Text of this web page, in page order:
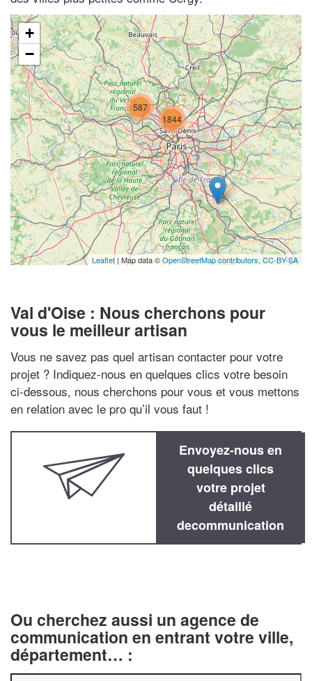
587
1844
+
−
Leaflet | Map data ©OpenStreetMap contributors, CC-BY-SA
Val d'Oise : Nous cherchons pour
vous le meilleur artisan
Vous ne savez pas quel artisan contacter pour votre
projet ? Indiquez-nous en quelques clics votre besoin
ci-dessous, nous cherchons pour vous et vous mettons
en relation avec le pro qu’il vous faut !
Envoyez-nous en
quelques clics
votre projet
détaillé
decommunication
Ou cherchez aussi un agence de
communication en entrant votre ville,
département… :